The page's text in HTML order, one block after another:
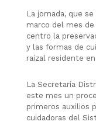
La jornada, que
marco del mes
centro la
y las formas de
raizal residente
La Secretaría
este mes un
primeros auxilios
cuidadoras del